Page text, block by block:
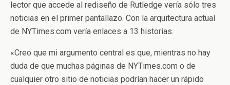
lector que accede al rediseño de Rutledge vería sólo tres
noticias en el primer pantallazo. Con la arquitectura actual
de NYTimes.com vería enlaces a 13 historias.
«Creo que mi argumento central es que, mientras no hay
duda de que muchas páginas de NYTimes.com o de
cualquier otro sitio de noticias podrían hacer un rápido